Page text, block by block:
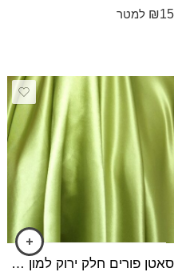
₪15 למטר
סאטן פורים חלק ירוק למון גראס בהיר